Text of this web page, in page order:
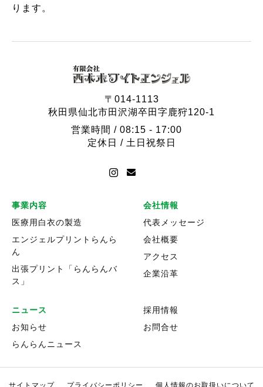
ります。
〒014-1113
秋田県仙北市田沢湖卒田字鹿狩120-1
営業時間 / 08:15 - 17:00
定休日 / 土日祝祭日
事業内容
医療用白衣の製造
エンジェルプリントらんら
ん
出張プリント「らんらんバ
ス」
会社情報
代表メッセージ
会社概要
アクセス
企業沿革
ニュース
お知らせ
らんらんニュース
採用情報
お問合せ
サイトマップ プライバシーポリシー 個人情報のお取扱いについて